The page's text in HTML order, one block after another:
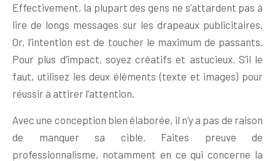
Effectivement, la plupart des gens ne s’attardent pas à
lire de longs messages sur les drapeaux publicitaires.
Or, l’intention est de toucher le maximum de passants.
Pour plus d’impact, soyez créatifs et astucieux. S’il le
faut, utilisez les deux éléments (texte et images) pour
réussir à attirer l’attention.
Avec une conception bien élaborée, il n’y a pas de raison
de manquer sa cible. Faites preuve de
professionnalisme, notamment en ce qui concerne la